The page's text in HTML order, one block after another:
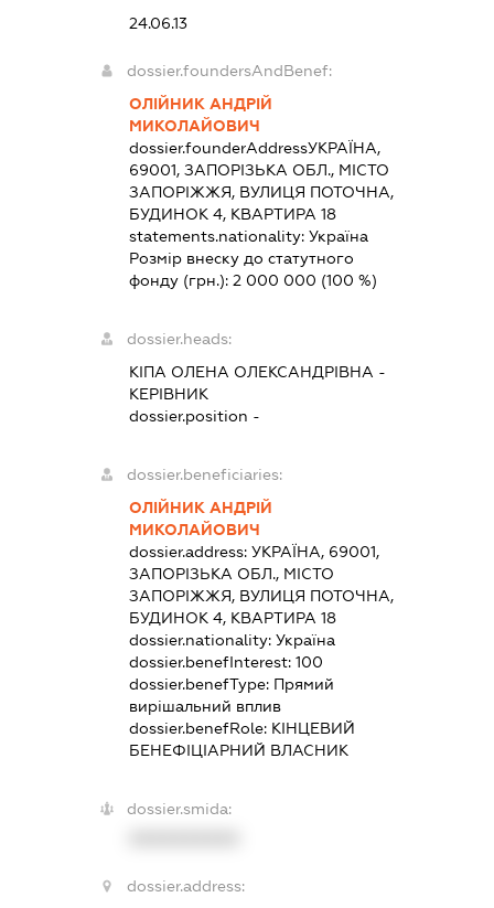
24.06.13
dossier.foundersAndBenef:
ОЛІЙНИК АНДРІЙ
МИКОЛАЙОВИЧ
dossier.founderAddressУКРАЇНА,
69001, ЗАПОРІЗЬКА ОБЛ., МІСТО
ЗАПОРІЖЖЯ, ВУЛИЦЯ ПОТОЧНА,
БУДИНОК 4, КВАРТИРА 18
statements.nationality: Україна
Розмір внеску до статутного
фонду (грн.): 2 000 000 (100 %)
dossier.heads:
КІПА ОЛЕНА ОЛЕКСАНДРІВНА -
КЕРІВНИК
dossier.position -
dossier.beneficiaries:
ОЛІЙНИК АНДРІЙ
МИКОЛАЙОВИЧ
dossier.address: УКРАЇНА, 69001,
ЗАПОРІЗЬКА ОБЛ., МІСТО
ЗАПОРІЖЖЯ, ВУЛИЦЯ ПОТОЧНА,
БУДИНОК 4, КВАРТИРА 18
dossier.nationality: Україна
dossier.benefInterest: 100
dossier.benefType: Прямий
вирішальний вплив
dossier.benefRole: КІНЦЕВИЙ
БЕНЕФІЦІАРНИЙ ВЛАСНИК
dossier.smida:
dossier.address: